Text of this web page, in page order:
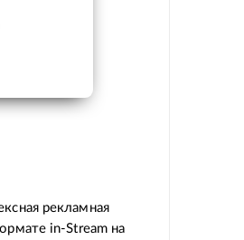
рекламная
in-Stream на